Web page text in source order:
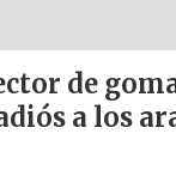
de
a los